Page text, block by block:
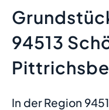
94513
In der Region